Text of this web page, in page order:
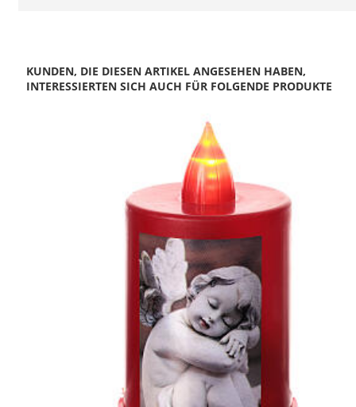
KUNDEN, DIE DIESEN ARTIKEL ANGESEHEN HABEN,
INTERESSIERTEN SICH AUCH FÜR FOLGENDE PRODUKTE